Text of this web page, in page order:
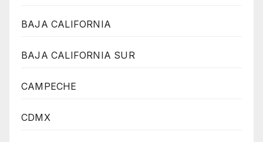
BAJA CALIFORNIA
BAJA CALIFORNIA SUR
CAMPECHE
CDMX